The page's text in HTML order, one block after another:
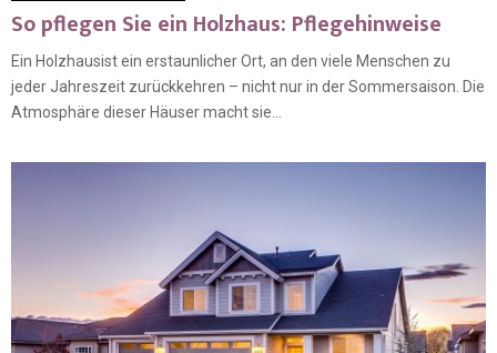
So pflegen Sie ein Holzhaus: Pflegehinweise
Ein Holzhausist ein erstaunlicher Ort, an den viele Menschen zu
jeder Jahreszeit zurückkehren – nicht nur in der Sommersaison. Die
Atmosphäre dieser Häuser macht sie...